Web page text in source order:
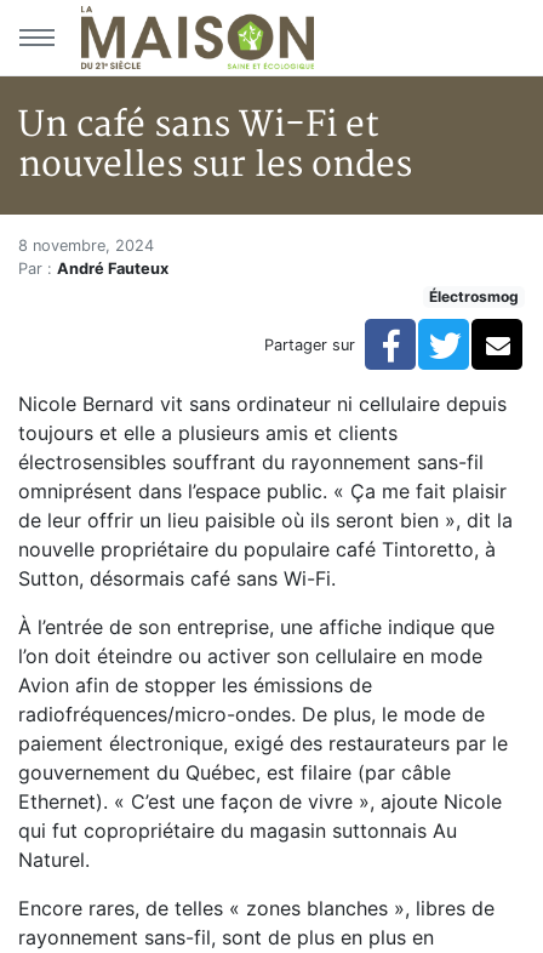
Aller au menu principal
Aller au contenu principal
Un café sans Wi-Fi et
nouvelles sur les ondes
Accueil
Articles
Un café sans Wi-Fi et nouvelles sur les ondes
Un café sans Wi-Fi et
8 novembre, 2024
Par : André Fauteux
Électrosmog
Partager sur Facebook
Nicole Bernard vit sans ordinateur ni cellulaire depuis
toujours et elle a plusieurs amis et clients
électrosensibles souffrant du rayonnement sans-fil
omniprésent dans l’espace public. « Ça me fait plaisir
de leur offrir un lieu paisible où ils seront bien », dit la
nouvelle propriétaire du populaire café Tintoretto, à
Sutton, désormais café sans Wi-Fi.
À l’entrée de son entreprise, une affiche indique que
l’on doit éteindre ou activer son cellulaire en mode
Avion afin de stopper les émissions de
radiofréquences/micro-ondes. De plus, le mode de
paiement électronique, exigé des restaurateurs par le
gouvernement du Québec, est filaire (par câble
Ethernet). « C’est une façon de vivre », ajoute Nicole
qui fut copropriétaire du magasin suttonnais Au
Naturel.
Encore rares, de telles « zones blanches », libres de
rayonnement sans-fil, sont de plus en plus en